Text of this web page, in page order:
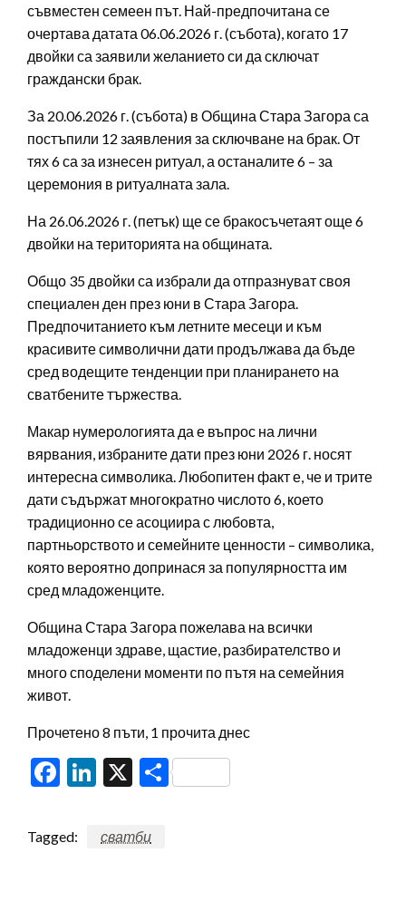
съвместен семеен път. Най-предпочитана се
очертава датата 06.06.2026 г. (събота), когато 17
двойки са заявили желанието си да сключат
граждански брак.
За 20.06.2026 г. (събота) в Община Стара Загора са
постъпили 12 заявления за сключване на брак. От
тях 6 са за изнесен ритуал, а останалите 6 – за
церемония в ритуалната зала.
На 26.06.2026 г. (петък) ще се бракосъчетаят още 6
двойки на територията на общината.
Общо 35 двойки са избрали да отпразнуват своя
специален ден през юни в Стара Загора.
Предпочитанието към летните месеци и към
красивите символични дати продължава да бъде
сред водещите тенденции при планирането на
сватбените тържества.
Макар нумерологията да е въпрос на лични
вярвания, избраните дати през юни 2026 г. носят
интересна символика. Любопитен факт е, че и трите
дати съдържат многократно числото 6, което
традиционно се асоциира с любовта,
партньорството и семейните ценности – символика,
която вероятно допринася за популярността им
сред младоженците.
Община Стара Загора пожелава на всички
младоженци здраве, щастие, разбирателство и
много споделени моменти по пътя на семейния
живот.
Прочетено 8 пъти, 1 прочита днес
Facebook
LinkedIn
X Share
Tagged: сватби